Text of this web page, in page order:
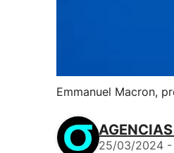
Emmanuel Macron,
25/03/2024 -